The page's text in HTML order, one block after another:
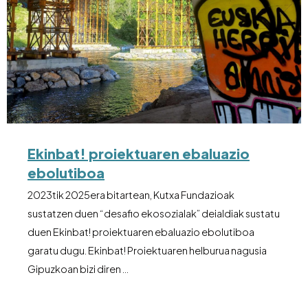
Ekinbat! proiektuaren ebaluazio
ebolutiboa
2023tik 2025era bitartean, Kutxa Fundazioak
sustatzen duen “desafio ekosozialak” deialdiak sustatu
duen Ekinbat! proiektuaren ebaluazio ebolutiboa
garatu dugu. Ekinbat! Proiektuaren helburua nagusia
Gipuzkoan bizi diren …